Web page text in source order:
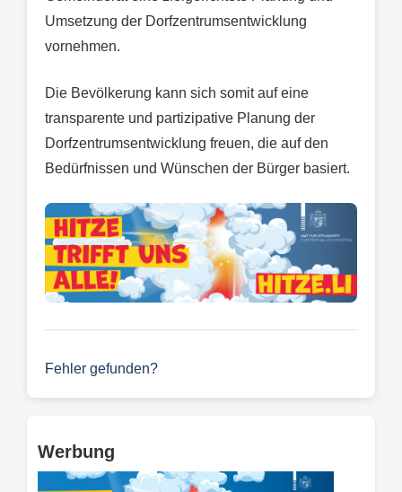
Umsetzung der Dorfzentrumsentwicklung
vornehmen.
Die Bevölkerung kann sich somit auf eine
transparente und partizipative Planung der
Dorfzentrumsentwicklung freuen, die auf den
Bedürfnissen und Wünschen der Bürger basiert.
Fehler gefunden?
Werbung